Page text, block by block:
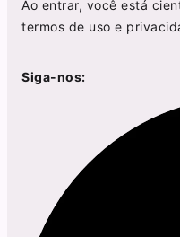
Ao entrar, você está
termos de uso e
Siga-nos: